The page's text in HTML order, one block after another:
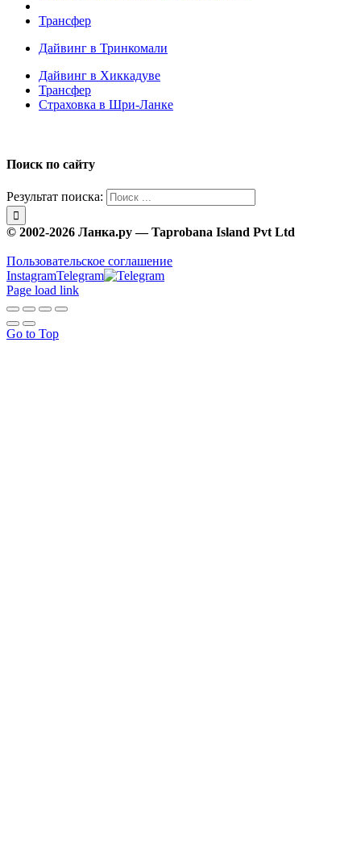
Трансфер
Дайвинг в Тринкомали
Дайвинг в Хиккадуве
Трансфер
Страховка в Шри-Ланке
Поиск по сайту
Результат поиска:
© 2002-2026 Ланка.ру — Taprobana Island Pvt Ltd
Пользовательское соглашение
InstagramTelegram
Page load link
Go to Top